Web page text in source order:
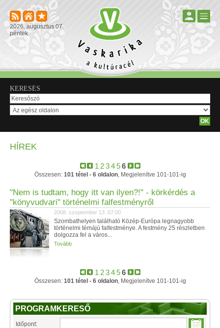
2026. augusztus 07.
péntek
KERESÉS
HÍREK
1 2 3 4 5 6
Összesen: 101 tétel - 6 oldalon, Megjelenítve 101-101-ig
"Nem is tudtam, hogy itt van ilyen?!" - körkérdés a
"könyvudvari" történelmi falfestményről
2008. szeptember 13. 07:00
Szombathelyen található Közép-Európa legnagyobb
történelmi témájú falfestménye. A festmény 25 részletben
dolgozza fel a város...
Tovább
1 2 3 4 5 6
Összesen: 101 tétel - 6 oldalon, Megjelenítve 101-101-ig
PROGRAMKERESŐ
Időpont: